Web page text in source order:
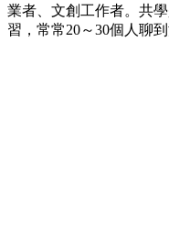
業者、文創工作者。共
習，常常20～30個人聊